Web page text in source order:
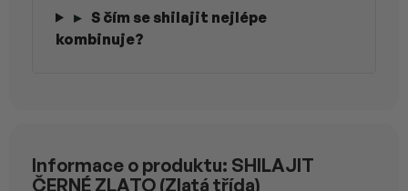
▸ S čím se shilajit nejlépe
kombinuje?
Informace o produktu: SHILAJIT
ČERNÉ ZLATO (Zlatá třída)